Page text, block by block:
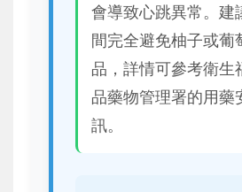
會導致心跳異常。建
間完全避免柚子或葡
品，詳情可參考衛生
品藥物管理署的用藥
訊。